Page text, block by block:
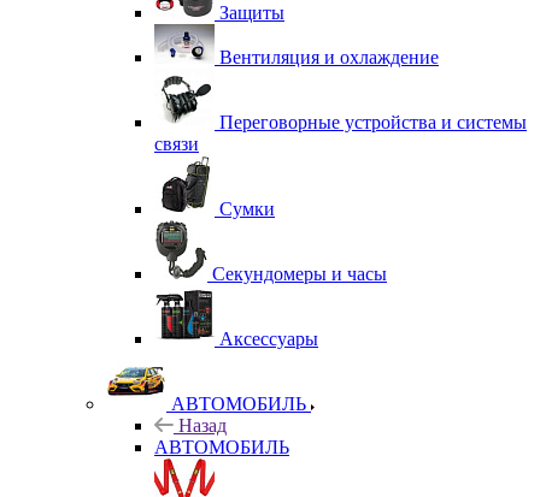
Защиты
Вентиляция и охлаждение
Переговорные устройства и системы
связи
Сумки
Секундомеры и часы
Аксессуары
АВТОМОБИЛЬ
Назад
АВТОМОБИЛЬ